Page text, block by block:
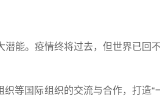
能。疫情终将过去，但世界已回
等国际组织的交流与合作，打造“